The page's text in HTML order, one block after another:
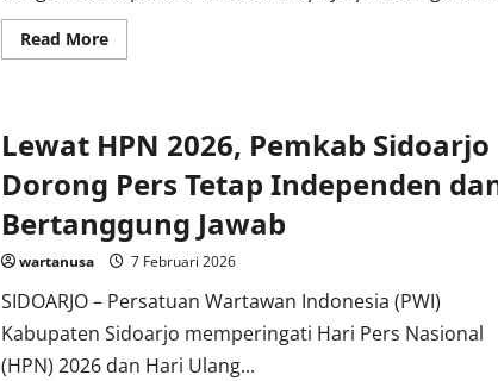
Read MoreRead
more
Pemkab
Sidoarjo
Bersinergi
dengan
Dunia
Pendidikan
Demi
Pembangunan
Daerah
Lewat HPN 2026, Pemkab Sidoarjo
Dorong Pers Tetap Independen
Bertanggung Jawab
wartanusa 7 Februari 2026
SIDOARJO – Persatuan Wartawan Indonesia (PWI)
Kabupaten Sidoarjo memperingati Hari Pers Nasional
(HPN) 2026 dan Hari Ulang...